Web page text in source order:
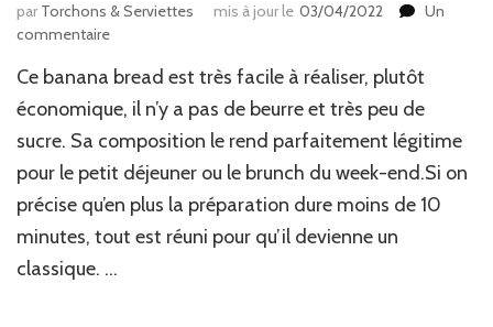
par Torchons & Serviettes mis à jour le 03/04/2022
Un
commentairesur
bread
aux
flocons
d’avoine
Ce banana bread est très facile à réaliser, plutôt
économique, il n’y a pas de beurre et très peu de
sucre. Sa composition le rend parfaitement légitime
pour le petit déjeuner ou le brunch du week-end.Si on
précise qu’en plus la préparation dure moins de 10
minutes, tout est réuni pour qu’il devienne un
classique. …